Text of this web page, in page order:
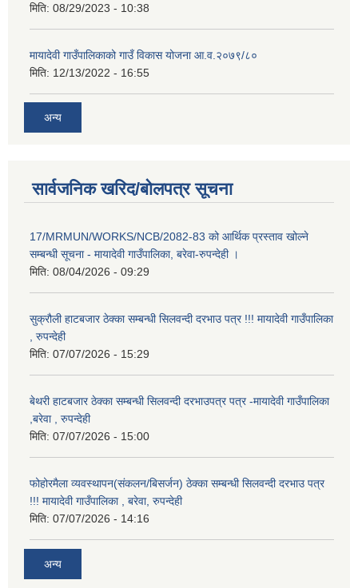
मिति: 08/29/2023 - 10:38
मायादेवी गाउँपालिकाको गाउँ विकास योजना आ.व.२०७९/८०
मिति: 12/13/2022 - 16:55
अन्य
सार्वजनिक खरिद/बोलपत्र सूचना
17/MRMUN/WORKS/NCB/2082-83 को आर्थिक प्रस्ताव खोल्ने
सम्बन्धी सूचना - मायादेवी गाउँपालिका, बरेवा-रुपन्देही ।
मिति: 08/04/2026 - 09:29
सुक्रौली हाटबजार ठेक्का सम्बन्धी सिलवन्दी दरभाउ पत्र !!! मायादेवी गाउँपालिका
, रुपन्देही
मिति: 07/07/2026 - 15:29
बेथरी हाटबजार ठेक्का सम्बन्धी सिलवन्दी दरभाउपत्र पत्र -मायादेवी गाउँपालिका
,बरेवा , रुपन्देही
मिति: 07/07/2026 - 15:00
फोहोरमैला व्यवस्थापन(संकलन/बिसर्जन) ठेक्का सम्बन्धी सिलवन्दी दरभाउ पत्र
!!! मायादेवी गाउँपालिका , बरेवा, रुपन्देही
मिति: 07/07/2026 - 14:16
अन्य